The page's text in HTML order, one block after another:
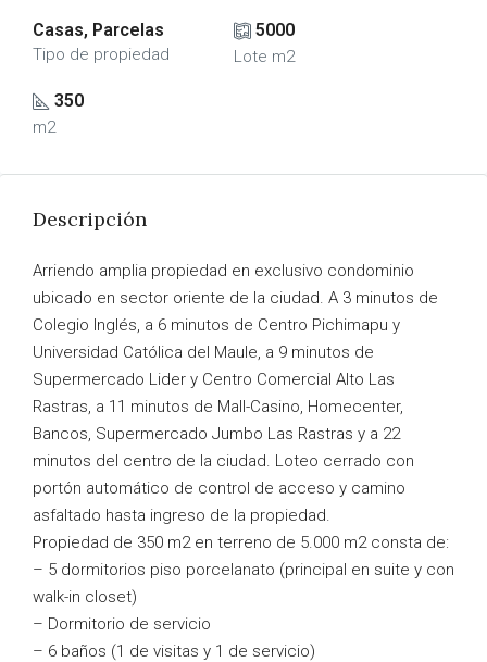
Casas, Parcelas
Tipo de propiedad
5000
Lote m2
350
m2
Descripción
Arriendo amplia propiedad en exclusivo condominio
ubicado en sector oriente de la ciudad. A 3 minutos de
Colegio Inglés, a 6 minutos de Centro Pichimapu y
Universidad Católica del Maule, a 9 minutos de
Supermercado Lider y Centro Comercial Alto Las
Rastras, a 11 minutos de Mall-Casino, Homecenter,
Bancos, Supermercado Jumbo Las Rastras y a 22
minutos del centro de la ciudad. Loteo cerrado con
portón automático de control de acceso y camino
asfaltado hasta ingreso de la propiedad.
Propiedad de 350 m2 en terreno de 5.000 m2 consta de:
– 5 dormitorios piso porcelanato (principal en suite y con
walk-in closet)
– Dormitorio de servicio
– 6 baños (1 de visitas y 1 de servicio)